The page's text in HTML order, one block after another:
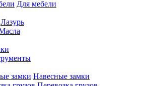
Для мебели
Лазурь
Навесные замки